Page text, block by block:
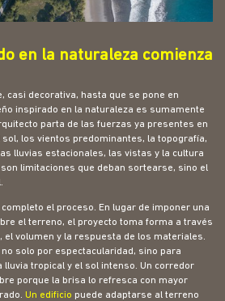
en la naturaleza comienza
casi decorativa, hasta que se pone en
inspirado en la naturaleza es sumamente
parta de las fuerzas ya presentes en
los vientos predominantes, la topografía,
lluvias estacionales, las vistas y la cultura
limitaciones que deban sortearse, sino el
el proceso. En lugar de imponer una
el terreno, el proyecto toma forma a través
el volumen y la respuesta de los materiales.
solo por espectacularidad, sino para
tropical y el sol intenso. Un corredor
porque la brisa lo refresca con mayor
Un edificio puede adaptarse al terreno